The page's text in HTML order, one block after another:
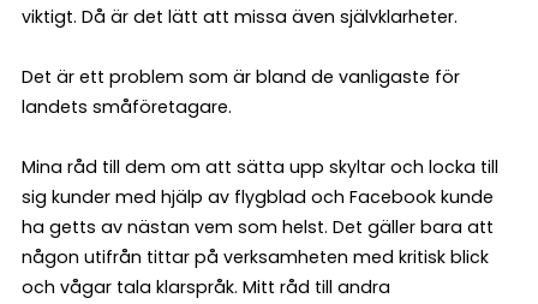
viktigt. Då är det lätt att missa även självklarheter.
Det är ett problem som är bland de vanligaste för
landets småföretagare.
Mina råd till dem om att sätta upp skyltar och locka till
sig kunder med hjälp av flygblad och Facebook kunde
ha getts av nästan vem som helst. Det gäller bara att
någon utifrån tittar på verksamheten med kritisk blick
och vågar tala klarspråk. Mitt råd till andra